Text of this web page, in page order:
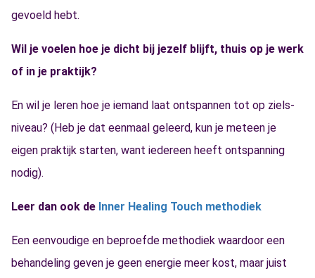
gevoeld hebt.
Wil je voelen hoe je dicht bij jezelf blijft, thuis op je werk
of in je praktijk?
En wil je leren hoe je iemand laat ontspannen tot op ziels-
niveau? (Heb je dat eenmaal geleerd, kun je meteen je
eigen praktijk starten, want iedereen heeft ontspanning
nodig).
Leer dan ook de Inner Healing Touch methodiek
Een eenvoudige en beproefde methodiek waardoor een
behandeling geven je geen energie meer kost, maar juist